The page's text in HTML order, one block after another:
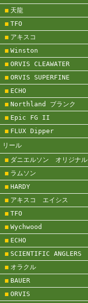
天龍
TFO
アキスコ
Winston
ORVIS CLEAWATER
ORVIS SUPERFINE
ECHO
Northland ブランク
Epic FG II
FLUX Dipper
リール
ダニエルソン オリジナル
ラムソン
HARDY
アキスコ エイシス
TFO
Wychwood
ECHO
SCIENTIFIC ANGLERS
オラクル
BAUER
ORVIS